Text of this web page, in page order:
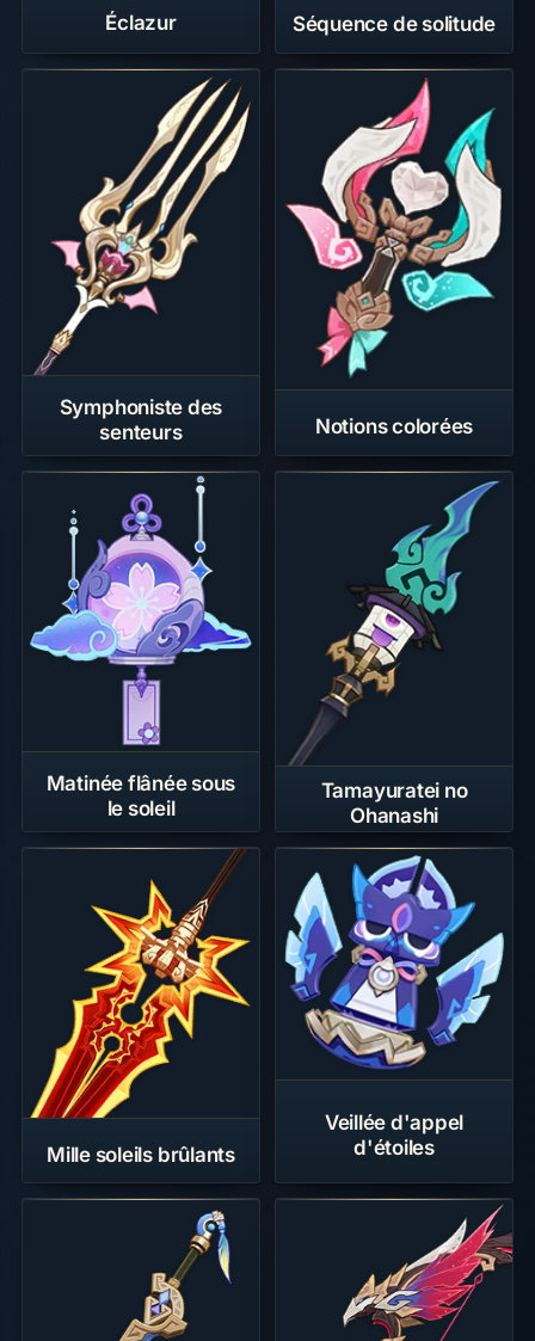
Éclazur Séquence de solitude
Symphoniste des
senteurs
Notions colorées
Matinée flânée sous
le soleil
Tamayuratei no
Ohanashi
Mille soleils brûlants
Veillée d'appel
d'étoiles